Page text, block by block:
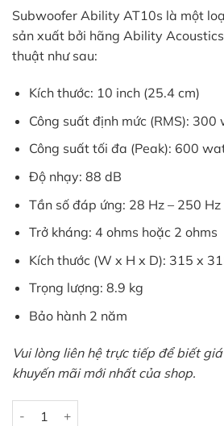
Subwoofer Ability AT10s là một
sản xuất bởi hãng Ability
thuật như sau:
Kích thước: 10 inch (25.4 cm)
Công suất định mức (RMS): 300
Công suất tối đa (Peak): 600
Độ nhạy: 88 dB
Tần số đáp ứng: 28 Hz – 250 Hz
Trở kháng: 4 ohms hoặc 2 ohms
Kích thước (W x H x D): 315 x
Trọng lượng: 8.9 kg
Bảo hành 2 năm
Vui lòng liên hệ trực tiếp để biết
khuyến mãi mới nhất của shop.